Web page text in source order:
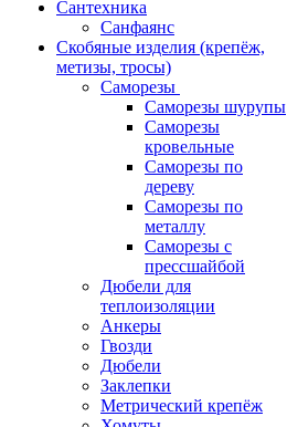
Сантехника
Санфаянс
Скобяные изделия (крепёж,
метизы, тросы)
Саморезы
Саморезы шурупы
Саморезы
кровельные
Саморезы по
дереву
Саморезы по
металлу
Саморезы с
прессшайбой
Дюбели для
теплоизоляции
Анкеры
Гвозди
Дюбели
Заклепки
Метрический крепёж